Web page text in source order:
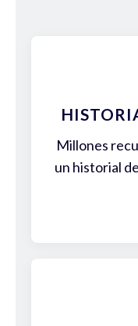
Millones
un historial